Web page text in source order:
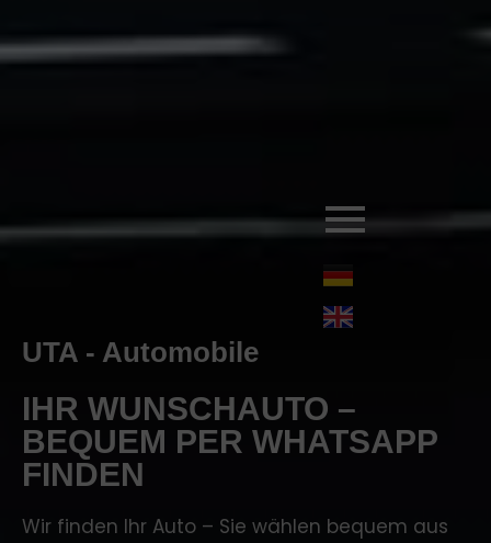
UTA - Automobile
IHR WUNSCHAUTO –
BEQUEM PER WHATSAPP
FINDEN
Wir finden Ihr Auto – Sie wählen bequem aus